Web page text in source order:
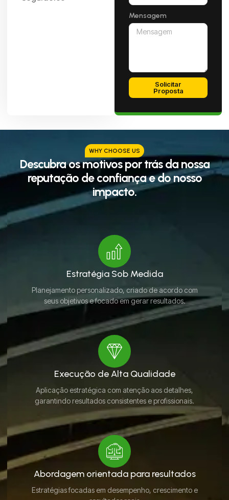
Mensagem
Solicitar
Proposta
WHY CHOOSE US
Descubra os motivos por trás da nossa
reputação de confiança e do nosso
impacto.
Estratégia Sob Medida
Planejamento personalizado, criado de acordo com
seus objetivos e focado em gerar resultados.
Execução de Alta Qualidade
Aplicação estratégica com atenção aos detalhes,
garantindo resultados consistentes e profissionais.
Abordagem orientada para resultados
Estratégias focadas em desempenho, crescimento e